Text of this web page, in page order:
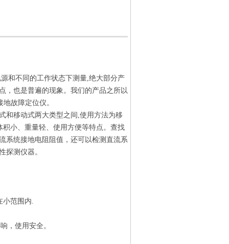
和不同的工作状态下测量,绝大部分产
，也是普遍的现象。我们的产品之所以
故障定位仪。
和移动式两大类型之间,使用方法为移
小、重量轻、使用方便等特点。查找
系统接地电阻阻值，还可以检测直流系
探测仪器。
小范围内.
，使用安全。